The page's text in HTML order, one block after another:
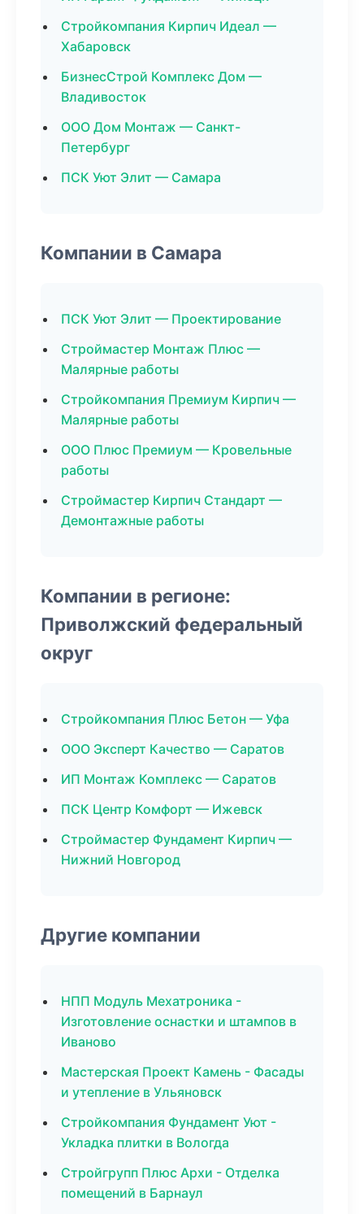
Стройкомпания Кирпич Идеал —
Хабаровск
БизнесСтрой Комплекс Дом —
Владивосток
ООО Дом Монтаж — Санкт-
Петербург
ПСК Уют Элит — Самара
Компании в Самара
ПСК Уют Элит — Проектирование
Строймастер Монтаж Плюс —
Малярные работы
Стройкомпания Премиум Кирпич —
Малярные работы
ООО Плюс Премиум — Кровельные
работы
Строймастер Кирпич Стандарт —
Демонтажные работы
Компании в регионе:
Приволжский федеральный
округ
Стройкомпания Плюс Бетон — Уфа
ООО Эксперт Качество — Саратов
ИП Монтаж Комплекс — Саратов
ПСК Центр Комфорт — Ижевск
Строймастер Фундамент Кирпич —
Нижний Новгород
Другие компании
НПП Модуль Мехатроника -
Изготовление оснастки и штампов в
Иваново
Мастерская Проект Камень - Фасады
и утепление в Ульяновск
Стройкомпания Фундамент Уют -
Укладка плитки в Вологда
Стройгрупп Плюс Архи - Отделка
помещений в Барнаул